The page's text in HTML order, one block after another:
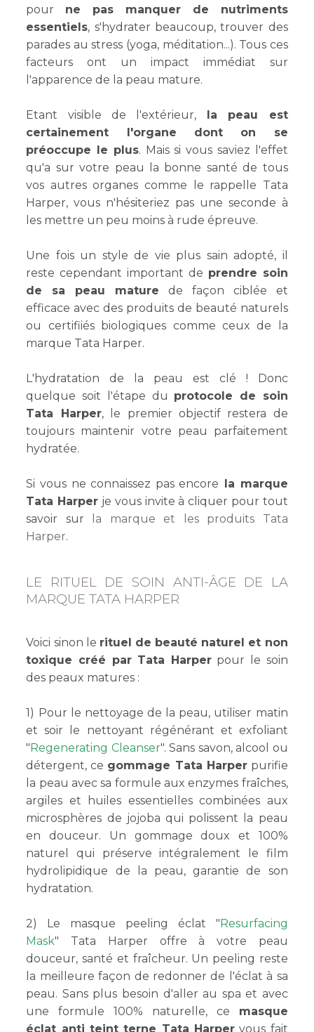
pour ne pas manquer de nutriments
essentiels, s'hydrater beaucoup, trouver des
parades au stress (yoga, méditation...). Tous ces
facteurs ont un impact immédiat sur
l'apparence de la peau mature.
Etant visible de l'extérieur, la peau est
certainement l'organe dont on se
préoccupe le plus. Mais si vous saviez l'effet
qu'a sur votre peau la bonne santé de tous
vos autres organes comme le rappelle Tata
Harper, vous n'hésiteriez pas une seconde à
les mettre un peu moins à rude épreuve.
Une fois un style de vie plus sain adopté, il
reste cependant important de prendre soin
de sa peau mature de façon ciblée et
efficace avec des produits de beauté naturels
ou certifiiés biologiques comme ceux de la
marque Tata Harper.
L'hydratation de la peau est clé ! Donc
quelque soit l'étape du protocole de soin
Tata Harper, le premier objectif restera de
toujours maintenir votre peau parfaitement
hydratée.
Si vous ne connaissez pas encore la marque
Tata Harper je vous invite à cliquer pour tout
savoir sur
la marque et les produits Tata
Harper.
LE RITUEL DE SOIN ANTI-ÂGE DE LA
MARQUE TATA HARPER
Voici sinon le rituel de beauté naturel et non
toxique créé par Tata Harperpour le soin
des peaux matures :
1) Pour le nettoyage de la peau, utiliser matin
et soir le nettoyant régénérant et exfoliant
"Regenerating Cleanser". Sans savon, alcool ou
détergent, ce gommage Tata Harperpurifie
la peau avec sa formule aux enzymes fraîches,
argiles et huiles essentielles combinées aux
microsphères de jojoba qui polissent la peau
en douceur. Un gommage doux et 100%
naturel qui préserve intégralement le film
hydrolipidique de la peau, garantie de son
hydratation.
2) Le masque peeling éclat "Resurfacing
Mask" Tata Harper offre à votre peau
douceur, santé et fraîcheur. Un peeling reste
la meilleure façon de redonner de l'éclat à sa
peau. Sans plus besoin d'aller au spa et avec
une formule 100% naturelle, ce masque
éclat anti teint terne Tata Harpervous fait